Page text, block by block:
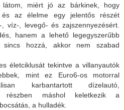
látom, miért jó az bárkinek, hogy
az élelme egy jelentős részét
víz-, levegő- és zajszennyezésért.
hanem a lehető legegyszerűbb
hozzá, akkor nem szabad
életciklusát tekintve a villanyautók
mint ez Euro6-os motorral
karbantartott dízelautó,
részben máshol keletkezik a
a hulladék.